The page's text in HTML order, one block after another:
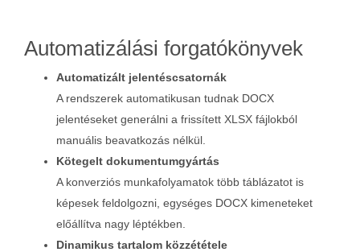
Automatizálási forgatókönyvek
Automatizált jelentéscsatornák
A rendszerek automatikusan tudnak DOCX
jelentéseket generálni a frissített XLSX fájlokból
manuális beavatkozás nélkül.
Kötegelt dokumentumgyártás
A konverziós munkafolyamatok több táblázatot is
képesek feldolgozni, egységes DOCX kimeneteket
előállítva nagy léptékben.
Dinamikus tartalom közzététele